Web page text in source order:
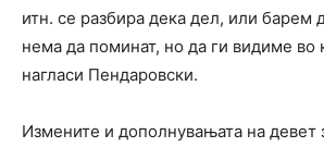
итн. се разбира дека дел, или барем
нема да поминат, но да ги видиме во
нагласи Пендаровски.
Измените и дополнувањата на девет